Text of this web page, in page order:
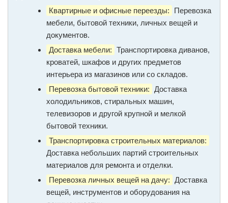
Квартирные и офисные переезды:
Перевозка
мебели, бытовой техники, личных вещей и
документов.
Доставка мебели: Транспортировка диванов,
кроватей, шкафов и других предметов
интерьера из магазинов или со складов.
Перевозка бытовой техники: Доставка
холодильников, стиральных машин,
телевизоров и другой крупной и мелкой
бытовой техники.
Транспортировка строительных материалов:
Доставка небольших партий строительных
материалов для ремонта и отделки.
Перевозка личных вещей на дачу: Доставка
вещей, инструментов и оборудования на